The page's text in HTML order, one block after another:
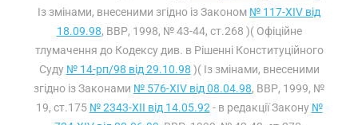
Із змінами, внесеними згідно із Законом № 117-XIV від
18.09.98, ВВР, 1998, № 43-44, ст.268 )( Офіційне
тлумачення до Кодексу див. в Рішенні Конституційного
Суду № 14-рп/98 від 29.10.98 )( Із змінами, внесеними
згідно із Законами № 576-XIV від 08.04.98, ВВР, 1999, №
19, ст.175 № 2343-XII від 14.05.92 - в редакції Закону №